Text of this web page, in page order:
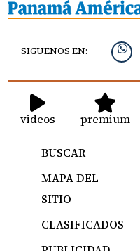
SIGUENOS EN:
videos premium
BUSCAR
MAPA DEL
SITIO
CLASIFICADOS